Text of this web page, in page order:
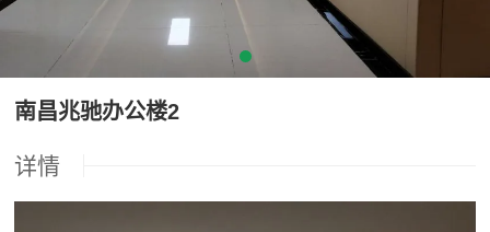
南昌兆驰办公楼2
详情